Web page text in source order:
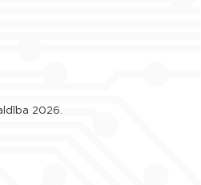
2026.